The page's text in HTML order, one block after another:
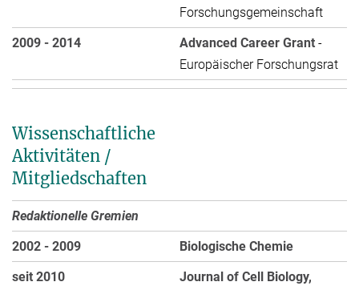
Forschungsgemeinschaft
2009 - 2014
Advanced Career Grant -
Europäischer Forschungsrat
Wissenschaftliche
Aktivitäten /
Mitgliedschaften
Redaktionelle Gremien
2002 - 2009
Biologische Chemie
seit 2010
Journal of Cell Biology,